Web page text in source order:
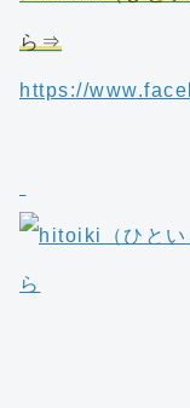
ら⇒
https://